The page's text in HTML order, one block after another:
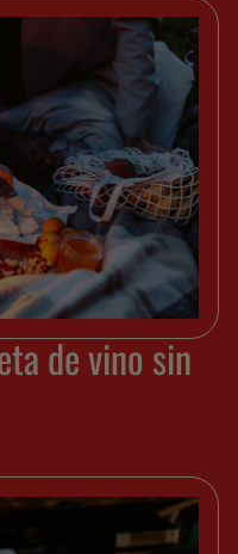
de vino sin